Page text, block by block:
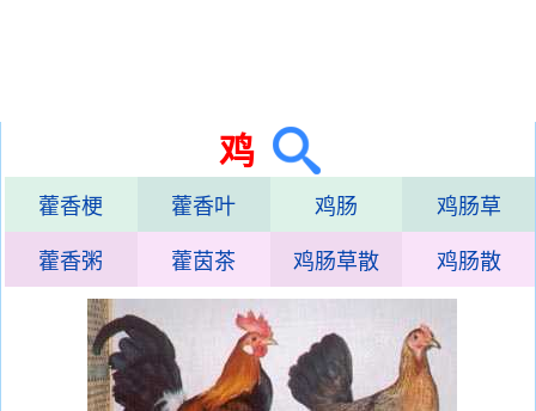
鸡
藿香梗 藿香叶 鸡肠 鸡肠草
藿香粥 藿茵茶 鸡肠草散 鸡肠散